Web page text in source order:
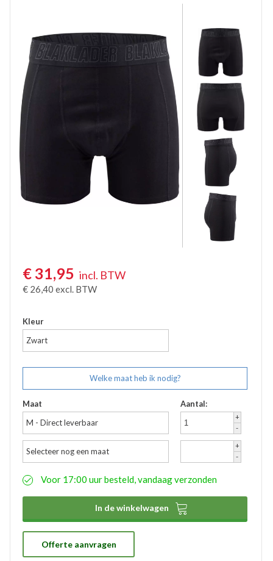
Stretch Werkbroeken
Veiligheidsbroeken
Schildersbroeken
Brandvertragende broeken
Thermobroeken
Dames Werkbroeken
Zaagbroeken
Accessoires
€ 31,95 incl. BTW
€ 26,40 excl. BTW
Kleur
Zwart
Welke maat heb ik nodig?
Maat
M - Direct leverbaar
Aantal:
+
-
Selecteer nog een maat
+
-
Voor 17:00 uur besteld, vandaag verzonden
In de winkelwagen 
Offerte aanvragen